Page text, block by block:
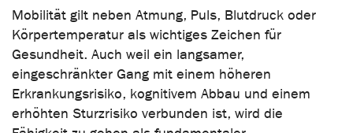
Mobilität gilt neben Atmung, Puls, Blutdruck oder
Körpertemperatur als wichtiges Zeichen für
Gesundheit. Auch weil ein langsamer,
eingeschränkter Gang mit einem höheren
Erkrankungsrisiko, kognitivem Abbau und einem
erhöhten Sturzrisiko verbunden ist, wird die